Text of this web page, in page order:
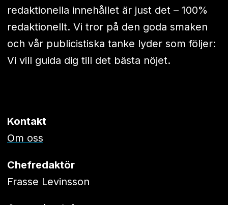
redaktionella innehållet är just det – 100%
redaktionellt. Vi tror på den goda smaken
och vår publicistiska tanke lyder som följer:
Vi vill guida dig till det bästa nöjet.
Kontakt
Om oss
Chefredaktör
Frasse Levinsson